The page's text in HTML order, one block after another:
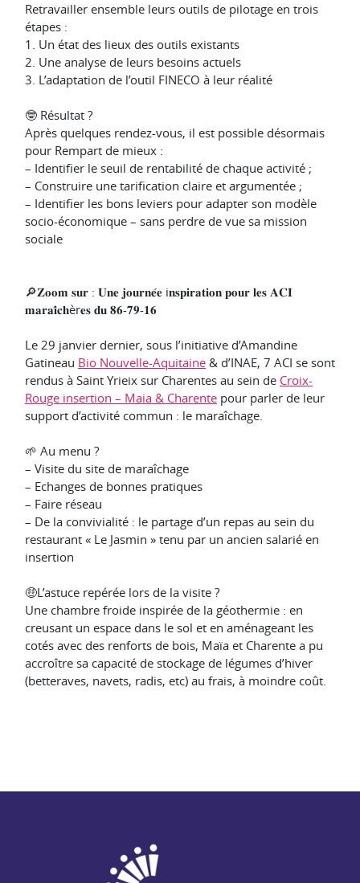
Retravailler ensemble leurs outils de pilotage en trois
étapes :
1. Un état des lieux des outils existants
2. Une analyse de leurs besoins actuels
3. L’adaptation de l’outil FINECO à leur réalité
🤓 Résultat ?
Après quelques rendez-vous, il est possible désormais
pour Rempart de mieux :
– Identifier le seuil de rentabilité de chaque activité ;
– Construire une tarification claire et argumentée ;
– Identifier les bons leviers pour adapter son modèle
socio-économique – sans perdre de vue sa mission
sociale
🔎𝐙𝐨𝐨𝐦 𝐬𝐮𝐫 : 𝐔𝐧𝐞 𝐣𝐨𝐮𝐫𝐧𝐞́𝐞 i𝐧𝐬𝐩𝐢𝐫𝐚𝐭𝐢𝐨𝐧 𝐩𝐨𝐮𝐫 𝐥𝐞𝐬 𝐀𝐂𝐈
𝐦𝐚𝐫𝐚𝐢̂𝐜𝐡èr𝐞𝐬 𝐝𝐮 𝟖𝟔-𝟕𝟗-𝟏𝟔
Le 29 janvier dernier, sous l’initiative d’Amandine
Gatineau Bio Nouvelle-Aquitaine & d’INAE, 7 ACI se sont
rendus à Saint Yrieix sur Charentes au sein de Croix-
Rouge insertion – Maia & Charente pour parler de leur
support d’activité commun : le maraîchage.
🌱 Au menu ?
– Visite du site de maraîchage
– Echanges de bonnes pratiques
– Faire réseau
– De la convivialité : le partage d’un repas au sein du
restaurant « Le Jasmin » tenu par un ancien salarié en
insertion
🤑L’astuce repérée lors de la visite ?
Une chambre froide inspirée de la géothermie : en
creusant un espace dans le sol et en aménageant les
cotés avec des renforts de bois, Maïa et Charente a pu
accroître sa capacité de stockage de légumes d’hiver
(betteraves, navets, radis, etc) au frais, à moindre coût.
- Agir ensemble pour l'insertion par l'activité